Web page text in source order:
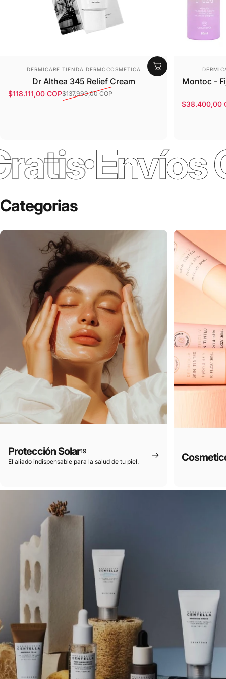
Proveedor:
DERMICARE TIENDA DERMOCOSMETICA
Dr Althea 345 Relief Cream
Precio de oferta
$118.111,00 COP
Precio habitual$137.999,00 COP
Montoc -
Precio de
$38.400,00
Precio
Envíos
Categorias
Protección Solar19
El aliado indispensable para la salud de tu piel.